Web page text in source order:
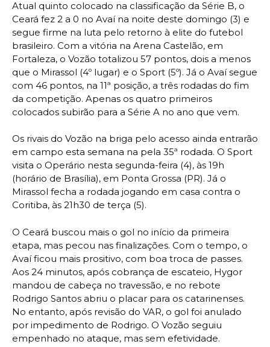
Atual quinto colocado na classificação da Série B, o
Ceará fez 2 a 0 no Avaí na noite deste domingo (3) e
segue firme na luta pelo retorno à elite do futebol
brasileiro. Com a vitória na Arena Castelão, em
Fortaleza, o Vozão totalizou 57 pontos, dois a menos
que o Mirassol (4º lugar) e o Sport (5º). Já o Avaí segue
com 46 pontos, na 11ª posição, a três rodadas do fim
da competição. Apenas os quatro primeiros
colocados subirão para a Série A no ano que vem.
Os rivais do Vozão na briga pelo acesso ainda entrarão
em campo esta semana na pela 35ª rodada. O Sport
visita o Operário nesta segunda-feira (4), às 19h
(horário de Brasília), em Ponta Grossa (PR). Já o
Mirassol fecha a rodada jogando em casa contra o
Coritiba, às 21h30 de terça (5).
O Ceará buscou mais o gol no início da primeira
etapa, mas pecou nas finalizações. Com o tempo, o
Avaí ficou mais prositivo, com boa troca de passes.
Aos 24 minutos, após cobrança de escateio, Hygor
mandou de cabeça no travessão, e no rebote
Rodrigo Santos abriu o placar para os catarinenses.
No entanto, após revisão do VAR, o gol foi anulado
por impedimento de Rodrigo. O Vozão seguiu
empenhado no ataque, mas sem efetividade.